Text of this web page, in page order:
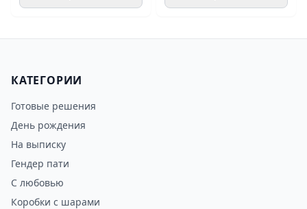
КАТЕГОРИИ
Готовые решения
День рождения
На выписку
Гендер пати
С любовью
Коробки с шарами